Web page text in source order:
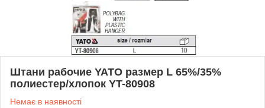
Штани рабочие YATO размер L 65%/35%
полиестер/хлопок YT-80908
Немає в наявності